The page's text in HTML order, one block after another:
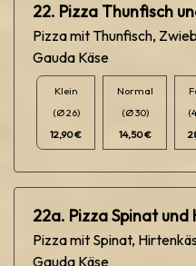
22. Pizza Thunfisch
Pizza mit Thunfisch,
Gauda Käse
Klein
(Ø 26)
12,90 €
Normal
(Ø 30)
14,50 €
22a. Pizza Spinat und
Pizza mit Spinat,
Gauda Käse